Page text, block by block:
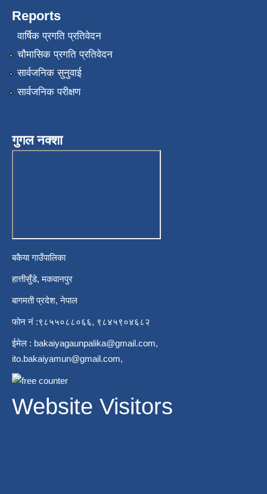
Reports
वार्षिक प्रगति प्रतिवेदन
चौमासिक प्रगति प्रतिवेदन
सार्वजनिक सुनुवाई
सार्वजनिक परीक्षण
गुगल नक्शा
बकैया गाउँपालिका
हात्तीसुँडे, मकवानपुर
बागमती प्रदेश, नेपाल
फोन नं :९८५५०८८०६६, ९८४५९०४६८२
ईमेल : bakaiyagaunpalika@gmail.com,
ito.bakaiyamun@gmail.com,
Website Visitors